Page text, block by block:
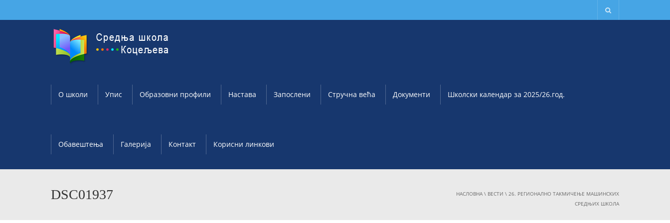
О школи Упис Образовни профили Настава Запослени Стручна већа Документи Школски календар за 2025/26.год.
Обавештења Галерија Контакт Корисни линкови
DSC01937 НАСЛОВНА \ ВЕСТИ \ 26. РЕГИОНАЛНО ТАКМИЧЕЊЕ МАШИНСКИХ
СРЕДЊИХ ШКОЛА